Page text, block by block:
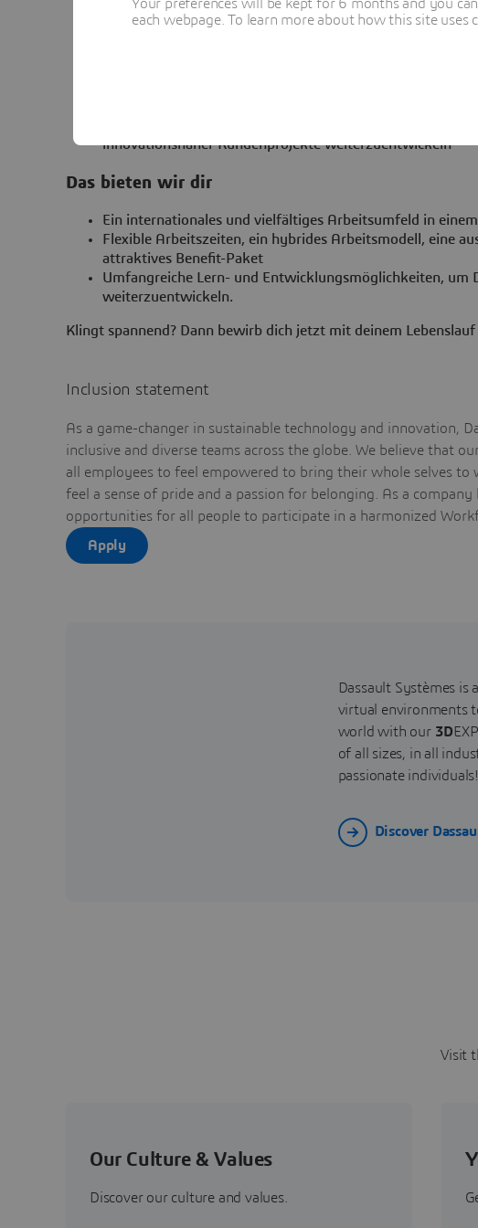
Interesse an der Zusammenarbeit mit Hochschulen,
auf neue Technologien, Forschungsthemen und
innovationsnaher Kundenprojekte weiterzuentwickeln
Das bieten wir dir
Ein internationales und vielfältiges Arbeitsumfeld in
Flexible Arbeitszeiten, ein hybrides Arbeitsmodell, eine
attraktives Benefit-Paket
Umfangreiche Lern- und Entwicklungsmöglichkeiten, um
weiterzuentwickeln.
Klingt spannend? Dann bewirb dich jetzt mit deinem
Inclusion statement
As a game-changer in sustainable technology and innovation,
inclusive and diverse teams across the globe. We believe that
all employees to feel empowered to bring their whole selves
feel a sense of pride and a passion for belonging. As a
opportunities for all people to participate in a harmonized
Apply
Dassault Systèmes
virtual environments
world with our 3D
of all sizes, in all
passionate individuals!
Discover
Visit
Our Culture & Values
Discover our culture and values.
Your preferences will be kept for 6 months and you
each webpage. To learn more about how this site uses